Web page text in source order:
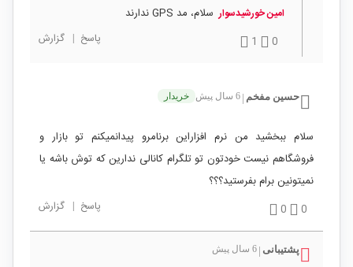
امین خورشیدسوار سلام، مد GPS ندارند
0
1 پاسخ | گزارش
حسین مفخم 6 سال پیش خریدار
سلام ببخشید من نرم افزاراین برنامرو پیدانمیکنم تو بازار و
فروشگاهم نیست خودتون تو تلگرام کانالی ندارین که توش باشه یا
نمیتونین برام بفرستید؟؟؟
0
0 پاسخ | گزارش
پشتیبانی 6 سال پیش